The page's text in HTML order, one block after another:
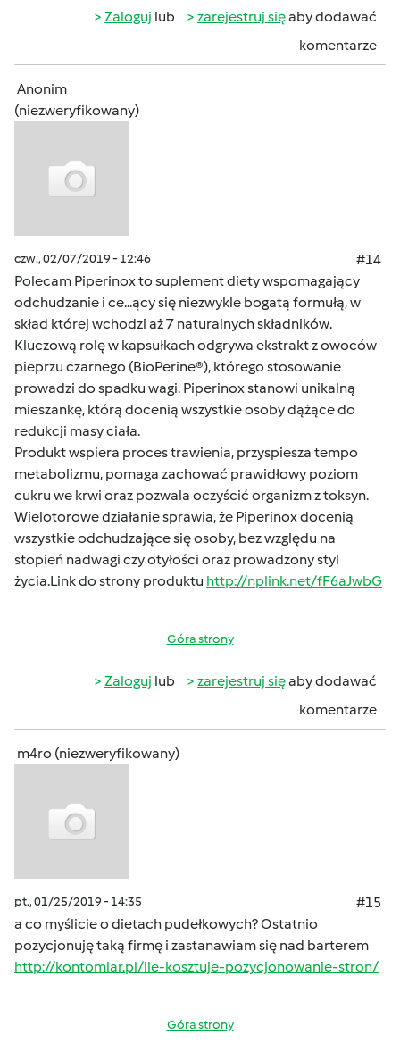
Zaloguj lub zarejestruj sięaby dodawać
komentarze
Anonim
(niezweryfikowany)
czw., 02/07/2019 - 12:46
#14
Polecam Piperinox to suplement diety wspomagający
odchudzanie i ce...ący się niezwykle bogatą formułą, w
skład której wchodzi aż 7 naturalnych składników.
Kluczową rolę w kapsułkach odgrywa ekstrakt z owoców
pieprzu czarnego (BioPerine®), którego stosowanie
prowadzi do spadku wagi. Piperinox stanowi unikalną
mieszankę, którą docenią wszystkie osoby dążące do
redukcji masy ciała.
Produkt wspiera proces trawienia, przyspiesza tempo
metabolizmu, pomaga zachować prawidłowy poziom
cukru we krwi oraz pozwala oczyścić organizm z toksyn.
Wielotorowe działanie sprawia, że Piperinox docenią
wszystkie odchudzające się osoby, bez względu na
stopień nadwagi czy otyłości oraz prowadzony styl
życia.Link do strony produktu http://nplink.net/fF6aJwbG
Góra strony
Zaloguj lub zarejestruj sięaby dodawać
komentarze
m4ro (niezweryfikowany)
pt., 01/25/2019 - 14:35
#15
a co myślicie o dietach pudełkowych? Ostatnio
pozycjonuję taką firmę i zastanawiam się nad barterem
http://kontomiar.pl/ile-kosztuje-pozycjonowanie-stron/
Góra strony